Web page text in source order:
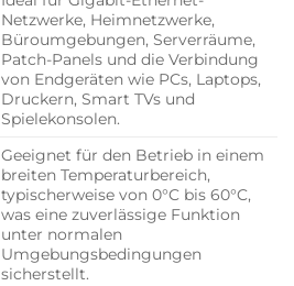
Netzwerke, Heimnetzwerke,
Büroumgebungen, Serverräume,
Patch-Panels und die Verbindung
von Endgeräten wie PCs, Laptops,
Druckern, Smart TVs und
Spielekonsolen.
Geeignet für den Betrieb in einem
breiten Temperaturbereich,
typischerweise von 0°C bis 60°C,
was eine zuverlässige Funktion
unter normalen
Umgebungsbedingungen
sicherstellt.